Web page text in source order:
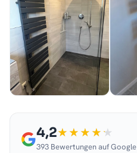
4,2
393 Bewertungen auf Google